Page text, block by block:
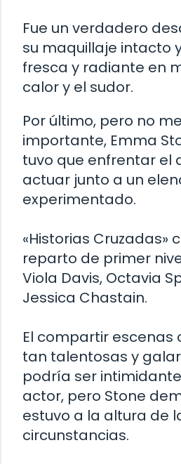
Fue un verdadero
su maquillaje intacto
fresca y radiante en
calor y el sudor.
Por último, pero no
importante, Emma
tuvo que enfrentar el
actuar junto a un
experimentado.
«Historias Cruzadas»
reparto de primer
Viola Davis, Octavia
Jessica Chastain.
El compartir escenas
tan talentosas y
podría ser
actor, pero Stone
estuvo a la altura de
circunstancias.